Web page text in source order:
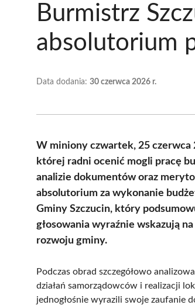
Burmistrz
absolutorium
Data dodania: 30 czerwca 2026 r.
W miniony czwartek, 25 czerwca
której radni ocenić mogli pracę
analizie dokumentów oraz
absolutorium za wykonanie
Gminy Szczucin, który
głosowania wyraźnie wskazują
rozwoju gminy.
Podczas obrad szczegółowo
działań samorządowców i realizacji
jednogłośnie wyrazili swoje zaufanie